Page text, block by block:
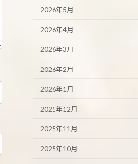
2026年5月
2026年4月
2026年3月
2026年2月
2026年1月
2025年12月
2025年11月
2025年10月